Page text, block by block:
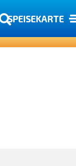
SPEISEKARTE